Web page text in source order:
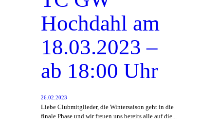
Hochdahl am
18.03.2023 –
ab 18:00 Uhr
26.02.2023
Liebe Clubmitglieder, die Wintersaison geht in die
finale Phase und wir freuen uns bereits alle auf die...